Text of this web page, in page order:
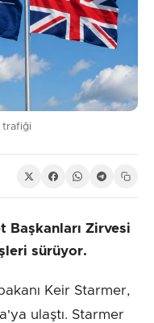
trafiği
Başkanları Zirvesi
sürüyor.
Keir Starmer,
ulaştı. Starmer